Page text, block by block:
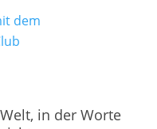
dem
in der Worte